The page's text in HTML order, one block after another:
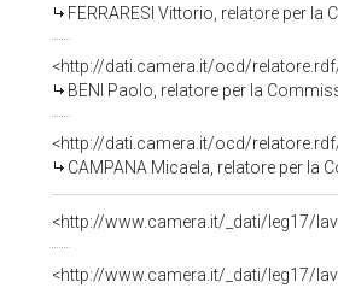
FERRARESI Vittorio, relatore per la
<http://dati.camera.it/ocd/
BENI Paolo, relatore per la
<http://dati.camera.it/ocd/
CAMPANA Micaela, relatore per la
<http://www.camera.it/_dati/leg17/
<http://www.camera.it/_dati/leg17/